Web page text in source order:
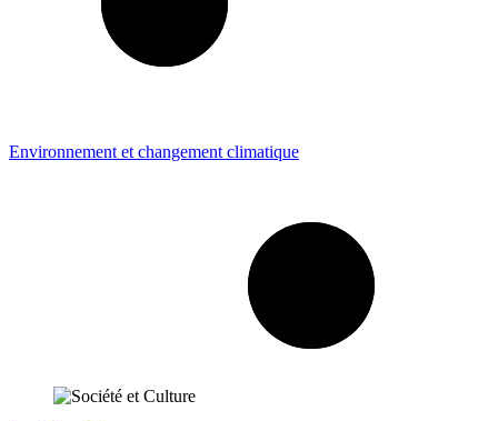
Environnement et changement climatique